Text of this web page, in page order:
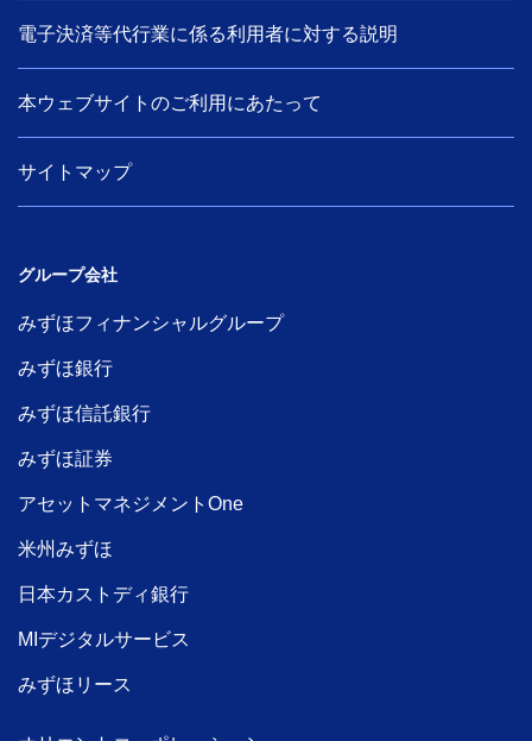
電子決済等代行業に係る利用者に対する説明
本ウェブサイトのご利用にあたって
サイトマップ
グループ会社
みずほフィナンシャルグループ
みずほ銀行
みずほ信託銀行
みずほ証券
アセットマネジメントOne
米州みずほ
日本カストディ銀行
MIデジタルサービス
みずほリース